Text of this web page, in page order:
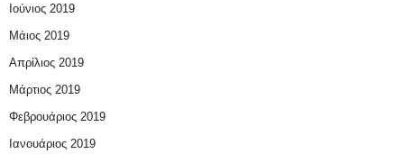
Ιούνιος 2019
Μάιος 2019
Απρίλιος 2019
Μάρτιος 2019
Φεβρουάριος 2019
Ιανουάριος 2019